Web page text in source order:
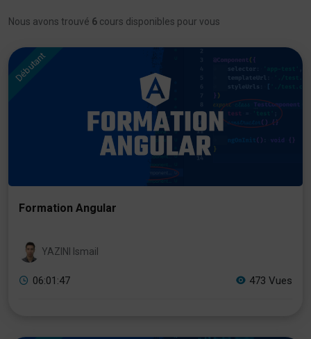
Nous avons trouvé 6 cours disponibles pour vous
Débutant
Formation Angular
YAZINI Ismail
06:01:47 473 Vues